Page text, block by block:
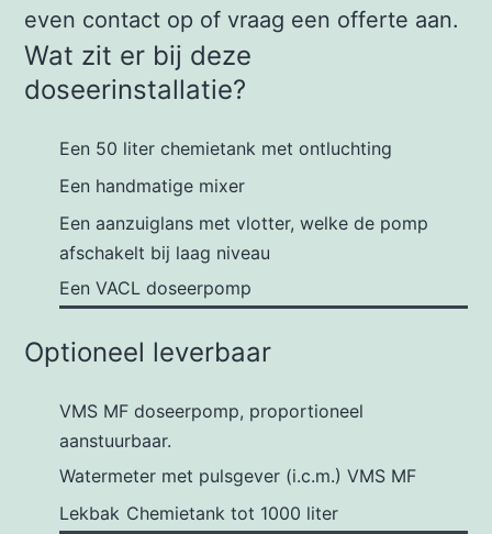
even contact op of vraag een offerte aan.
Wat zit er bij deze
doseerinstallatie?
Een 50 liter chemietank met ontluchting
Een handmatige mixer
Een aanzuiglans met vlotter, welke de pomp
afschakelt bij laag niveau
Een VACL doseerpomp
Optioneel leverbaar
VMS MF doseerpomp, proportioneel
aanstuurbaar.
Watermeter met pulsgever (i.c.m.) VMS MF
Lekbak Chemietank tot 1000 liter